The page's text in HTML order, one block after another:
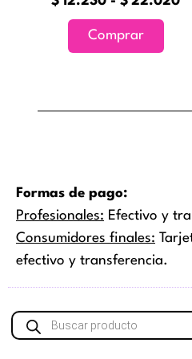
Comprar
elegir
la
Formas de pago:
Profesionales: Efectivo y
Consumidores finales:
efectivo y transferencia.
Búsqueda
de